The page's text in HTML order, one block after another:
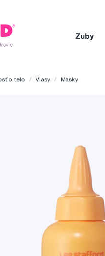
Zuby
o telo Vlasy Masky